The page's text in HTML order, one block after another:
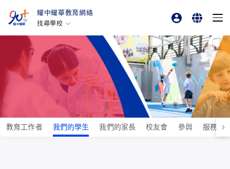
耀中耀華教育網絡
找尋學校
香港耀中
耀中幼教學院
美國矽谷耀中
北京耀中
耀中北京亦莊
重慶耀中
專業發展平台English
繁體中文
简体中文
教育工作者 我們的學生 我們的家長 校友會 參與 服務和